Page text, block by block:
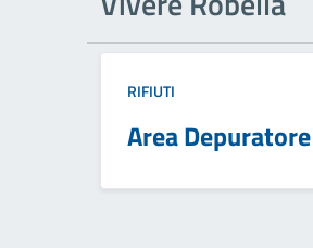
RIFIUTI
Area Depuratore